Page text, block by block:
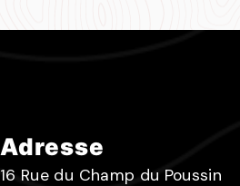
Adresse
16 Rue du Champ du Poussin